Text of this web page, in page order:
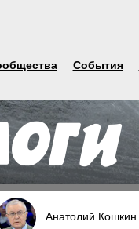
События
Анатолий Кошкин